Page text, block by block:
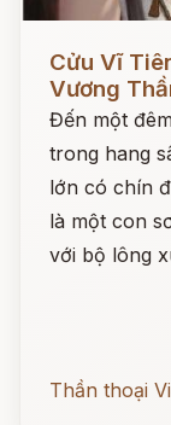
Cửu Vĩ
Vương
Đến một
trong hang
lớn có chín
là một con
với bộ lông
Thần thoại